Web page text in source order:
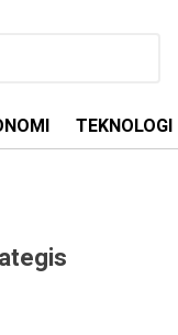
TEKNOLOGI